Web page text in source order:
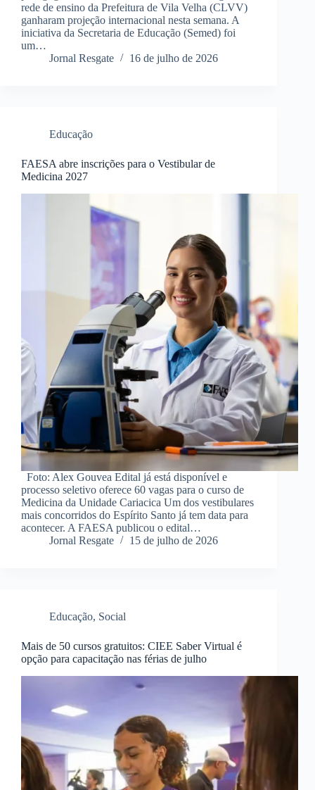
rede de ensino da Prefeitura de Vila Velha (CLVV)
ganharam projeção internacional nesta semana. A
iniciativa da Secretaria de Educação (Semed) foi
um…
Jornal Resgate
16 de julho de 2026
Educação
FAESA abre inscrições para o Vestibular de
Medicina 2027
Foto: Alex Gouvea Edital já está disponível e
processo seletivo oferece 60 vagas para o curso de
Medicina da Unidade Cariacica Um dos vestibulares
mais concorridos do Espírito Santo já tem data para
acontecer. A FAESA publicou o edital…
Jornal Resgate
15 de julho de 2026
Educação, Social
Mais de 50 cursos gratuitos: CIEE Saber Virtual é
opção para capacitação nas férias de julho